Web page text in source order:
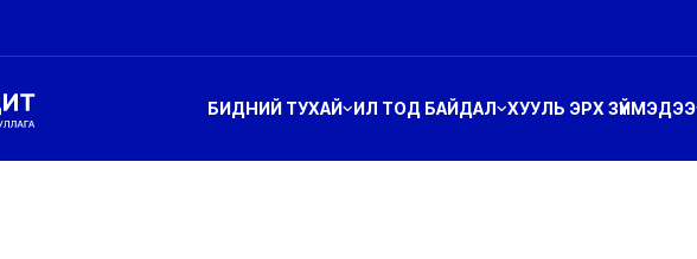
БИДНИЙ ТУХАЙ ИЛ ТОД БАЙДАЛ ХУУЛЬ ЭРХ ЗҮЙМЭДЭЭ